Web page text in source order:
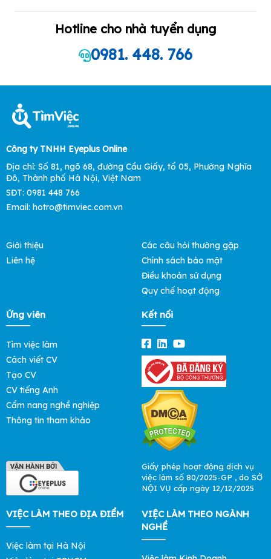
Hotline cho nhà tuyển dụng
0981. 448. 766
Công ty TNHH Eyeplus Online
Địa chỉ: Số 81, ngõ 68, đường Cầu Giấy, tổ 05, Phường Nghĩa
Đô, Thành phố Hà Nội, Việt Nam
SĐT: 0981 448 766
Email: hotro@timviec.com.vn
Giới thiệu
Liên hệ
Các câu hỏi thường gặp
Chính sách bảo mật
Điều khoản sử dụng
Quy chế hoạt động
Ứng viên
Tìm việc làm
Cách viết CV
Tạo CV
CV tiếng Anh
Cẩm nang nghề nghiệp
Thông tin tham khảo
Kết nối
Giấy phép hoạt động dịch vụ
việc làm số 80/2025-GP , do SỞ
NỘI VỤ cấp ngày 12/12/2025
VIỆC LÀM THEO ĐỊA ĐIỂM
Việc làm tại Hà Nội
VIỆC LÀM THEO NGÀNH
NGHỀ